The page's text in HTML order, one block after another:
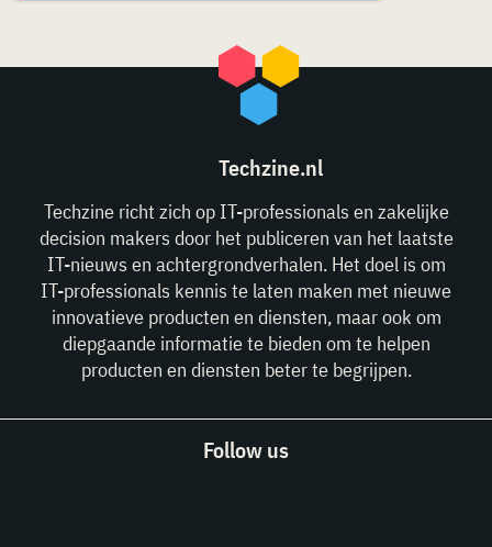
Techzine.nl
Techzine richt zich op IT-professionals en zakelijke
decision makers door het publiceren van het laatste
IT-nieuws en achtergrondverhalen. Het doel is om
IT-professionals kennis te laten maken met nieuwe
innovatieve producten en diensten, maar ook om
diepgaande informatie te bieden om te helpen
producten en diensten beter te begrijpen.
Follow us